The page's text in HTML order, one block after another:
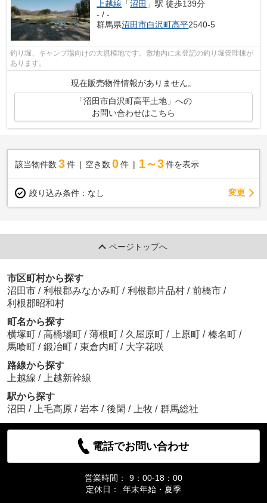
上越線 「沼田 」駅 徒歩139分
- / -
群馬県沼田市白沢町高平2540-5
釣り堀、キャンプ場向けの大規模地です。敷地内に未登記の釣り堀管理棟が
あります。
現在販売物件情報がありません。
「沼田市白沢町高平土地」への
お問い合わせはこちら
該当物件数 3件 空き数 0 件 1～3 件を表示
絞り込み条件： なし 変更
ページトップへ
市区町村から探す
沼田市 / 利根郡みなかみ町 / 利根郡片品村 / 前橋市 /
利根郡昭和村
町名から探す
横塚町 / 高橋場町 / 薄根町 / 久屋原町 / 上原町 / 榛名町 /
馬喰町 / 鍛冶町 / 東倉内町 / 大字花咲
路線から探す
上越線 /
上越新幹線
駅から探す
沼田 / 上毛高原 / 岩本 / 後閑 / 上牧 / 群馬総社
電話でお問い合わせ
営業時間：
9：00-18：00
定休日：
年末年始・夏季